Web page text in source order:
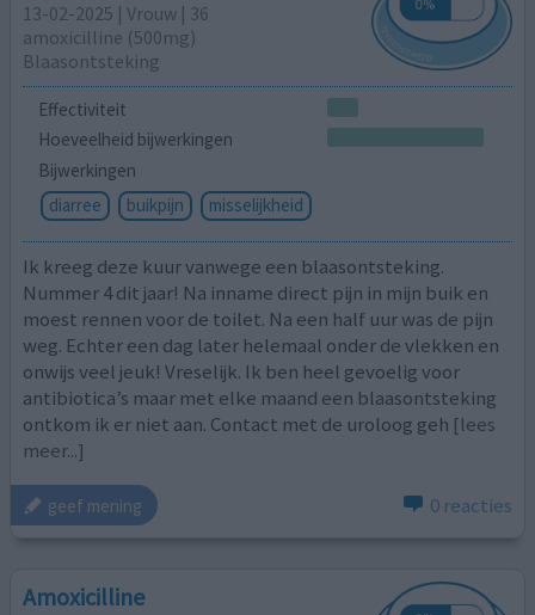
13-02-2025 | Vrouw | 36
amoxicilline (500mg)
Blaasontsteking
Effectiviteit
Hoeveelheid bijwerkingen
Bijwerkingen
diarree
buikpijn misselijkheid
Ik kreeg deze kuur vanwege een blaasontsteking.
Nummer 4 dit jaar! Na inname direct pijn in mijn buik en
moest rennen voor de toilet. Na een half uur was de pijn
weg. Echter een dag later helemaal onder de vlekken en
onwijs veel jeuk! Vreselijk. Ik ben heel gevoelig voor
antibiotica’s maar met elke maand een blaasontsteking
ontkom ik er niet aan. Contact met de uroloog geh [lees
meer...]
geef mening 0 reacties
Amoxicilline